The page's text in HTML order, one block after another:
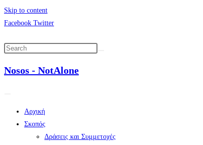
Skip to content
Facebook Twitter
Nosos - NotAlone
Αρχική
Σκοπός
Δράσεις και Συμμετοχές